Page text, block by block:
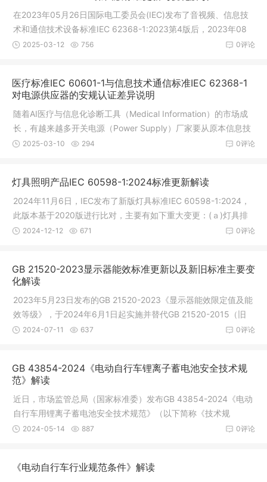
在2023年05月26日国际电工委员会(IEC)发布了音视频、信息技
术和通信技术设备标准IEC 62368-1:2023第4版后，2023年08
月18日IECEE终于发布了TRF模板，为新版标准的实施和应用做好
0评论
2025-03-12 756
医疗标准IEC 60601-1与信息技术通信标准IEC 62368-1
对电源供应器的安规认证差异说明
随着AI医疗与信息化诊断工具（Medical Information）的市场成
长，有越来越多开关电源（Power Supply）厂家要从原本信息技
术产业（Information Technology），跨入医疗设备产业（Medic
0评论
2025-03-10 294
灯具照明产品IEC 60598-1:2024标准更新解读
2024年11月6日，IEC发布了新版灯具标准IEC 60598-1:2024，
此版本基于2020版进行比对，主要有如下重大变更：(ａ)灯具排
版结构明显修改，标记章节将对应符号直接放在对应条款下方，
0评论
2024-12-12 671
GB 21520-2023显示器能效标准更新以及新旧标准主要变
化解读
2023年5月23日发布的GB 21520-2023《显示器能效限定值及能
效等级》，于2024年6月1日起实施并替代GB 21520-2015（旧
版标准）。同时中国质量认证中心（英文缩写CQC）对涉及此标
0评论
2024-07-11 637
GB 43854-2024《电动自行车锂离子蓄电池安全技术规
范》解读
近日，市场监管总局（国家标准委）发布GB 43854-2024《电动
自行车用锂离子蓄电池安全技术规范》（以下简称《技术规
范》）强制性国家标准，该标准由工业和信息化部归口，将于202
0评论
2024-05-14 887
《电动自行车行业规范条件》解读